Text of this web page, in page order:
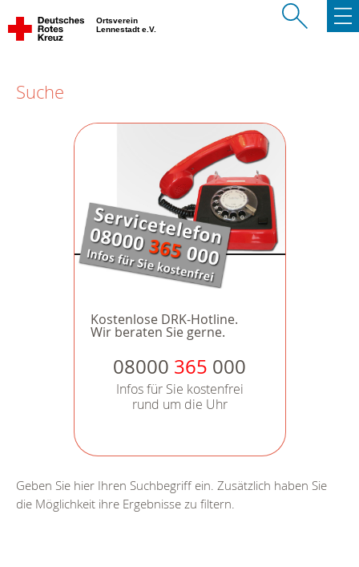
Ortsverein
Lennestadt e.V.
Suche
Kostenlose DRK-Hotline.
Wir beraten Sie gerne.
08000 365 000
Infos für Sie kostenfrei
rund um die Uhr
Geben Sie hier Ihren Suchbegriff ein. Zusätzlich haben Sie
die Möglichkeit ihre Ergebnisse zu filtern.